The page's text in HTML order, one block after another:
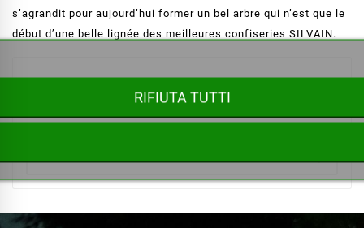
s’agrandit pour aujourd’hui former un bel arbre qui n’est que le
début d’une belle lignée des meilleures confiseries SILVAIN.
Prova a fare nuovamente la ricerca

RIFIUTA TUTTI